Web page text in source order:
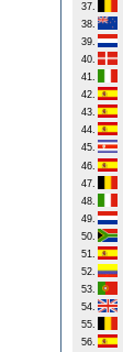
37.
38.
39.
40.
41.
42.
43.
44.
45.
46.
47.
48.
49.
50.
51.
52.
53.
54.
55.
56.